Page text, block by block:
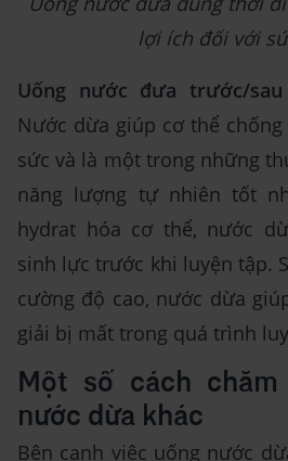
lợi ích đối với
Uống nước đưa trước/
Nước dừa giúp cơ thể
sức và là một trong những
năng lượng tự nhiên tốt
hydrat hóa cơ thể, nước
sinh lực trước khi luyện tập.
cường độ cao, nước dừa
giải bị mất trong quá trình
Một số cách
nước dừa khác
Bên cạnh việc uống nước